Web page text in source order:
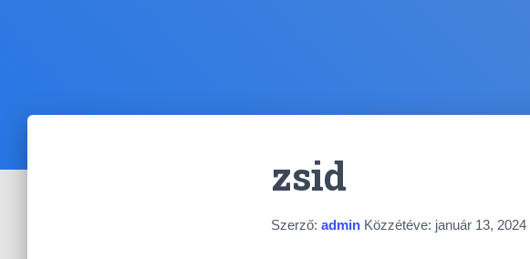
zsid
Szerző: admin Közzétéve: január 13, 2024